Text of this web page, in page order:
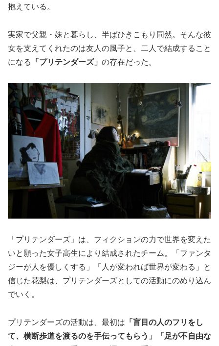
抱えている。
実家で父親・妹と暮らし、半ばひきこもり同然。そんな彼
女を支えてくれたのは友人の風子と、二人で結成すること
になる
「プリテンダーズ」 の存在だった。
「プリテンダーズ」は、フィクションの力で世界を変えた
いと願った女子高生により結成されたチーム。「ファンタ
ジーが人を優しくする」「人が変われば世界が変わる」と
信じた花梨は、プリテンダーズとしての活動にのめり込ん
でいく。
プリテンダーズの活動は、最初は 「盲目の人のフリをし
て、横断歩道を渡るのを手伝ってもらう」「足が不自由な